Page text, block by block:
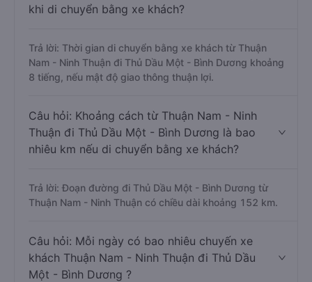
khi di chuyển bằng xe khách?
Trả lời: Thời gian di chuyển bằng xe khách từ Thuận
Nam - Ninh Thuận đi Thủ Dầu Một - Bình Dương khoảng
8 tiếng, nếu mật độ giao thông thuận lợi.
Câu hỏi: Khoảng cách từ Thuận Nam - Ninh
Thuận đi Thủ Dầu Một - Bình Dương là bao
nhiêu km nếu di chuyển bằng xe khách?
Trả lời: Đoạn đường đi Thủ Dầu Một - Bình Dương từ
Thuận Nam - Ninh Thuận có chiều dài khoảng 152 km.
Câu hỏi: Mỗi ngày có bao nhiêu chuyến xe
khách Thuận Nam - Ninh Thuận đi Thủ Dầu
Một - Bình Dương ?